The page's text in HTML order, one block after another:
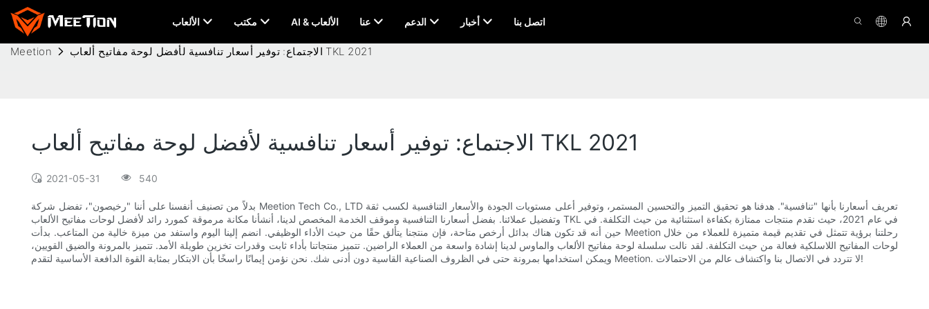
الألعاب مكتب AI & الألعاب عنا الدعم أخبار اتصل بنا
Meetion الاجتماع: توفير أسعار تنافسية لأفضل لوحة مفاتيح ألعاب TKL 2021
الاجتماع: توفير أسعار تنافسية لأفضل لوحة مفاتيح ألعاب TKL 2021
2021-05-31 540
بدلاً من تصنيف أنفسنا على أننا "رخيصون"، تفضل شركة Meetion Tech Co., LTD تعريف أسعارنا بأنها "تنافسية". هدفنا هو تحقيق التميز والتحسين المستمر، وتوفير أعلى مستويات الجودة والأسعار التنافسية لكسب ثقة
وتفضيل عملائنا. بفضل أسعارنا التنافسية وموقف الخدمة المخصص لدينا، أنشأنا مكانة مرموقة كمورد رائد لأفضل لوحات مفاتيح الألعاب TKL في عام 2021، حيث نقدم منتجات ممتازة بكفاءة استثنائية من حيث التكلفة. في
حين أنه قد تكون هناك بدائل أرخص متاحة، فإن منتجنا يتألق حقًا من حيث الأداء الوظيفي. انضم إلينا اليوم واستفد من ميزة خالية من المتاعب. بدأت Meetion رحلتنا برؤية تتمثل في تقديم قيمة متميزة للعملاء من خلال
لوحات المفاتيح اللاسلكية فعالة من حيث التكلفة. لقد نالت سلسلة لوحة مفاتيح الألعاب والماوس لدينا إشادة واسعة من العملاء الراضين. تتميز منتجاتنا بأداء ثابت وقدرات تخزين طويلة الأمد. تتميز بالمرونة والضيق القويين،
ويمكن استخدامها بمرونة حتى في الظروف الصناعية القاسية دون أدنى شك. نحن نؤمن إيمانًا راسخًا بأن الابتكار بمثابة القوة الدافعة الأساسية لتقدم Meetion. لا تتردد في الاتصال بنا واكتشاف عالم من الاحتمالات!